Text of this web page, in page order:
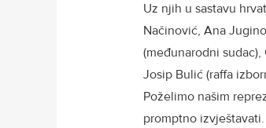
Uz njih u sastavu
Načinović, Ana
(međunarodni
Josip Bulić (raffa
Poželimo našim
promptno izvještavati.